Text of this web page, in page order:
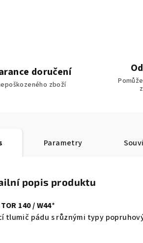
doručení
zboží
Parametry
popis produktu
140 / W44*
tlumič pádu s různými typy